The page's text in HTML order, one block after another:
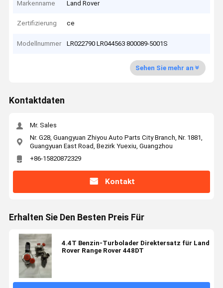
Markenname Land Rover
Zertifizierung ce
Modellnummer LR022790 LR044563 800089-5001S
Sehen Sie mehr an
Kontaktdaten
Mr. Sales
Nr. G28, Guangyuan Zhiyou Auto Parts City Branch, Nr. 1881,
Guangyuan East Road, Bezirk Yuexiu, Guangzhou
+86-15820872329
Kontakt
Erhalten Sie Den Besten Preis Für
4.4T Benzin-Turbolader Direktersatz für Land
Rover Range Rover 448DT